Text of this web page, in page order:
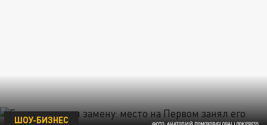
ШОУ-БИЗНЕС